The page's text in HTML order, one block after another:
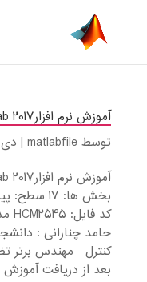
آموزش نرم افزارMatlab 2017 مخصوص مهندسین کنترل
توسطmatlabfile
| دی 20, 1396
بخش ها: 17
حامد چنارانی :
کنترل مهندس برتر
بعد از دریافت